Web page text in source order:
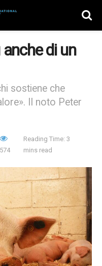
di un
sostiene che
Il noto Peter
574
Reading Time: 3
mins read